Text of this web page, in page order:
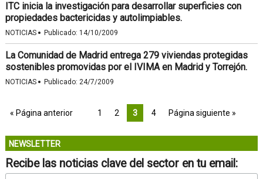
ITC inicia la investigación para desarrollar superficies con
propiedades bactericidas y autolimpiables.
NOTICIAS · Publicado: 14/10/2009
La Comunidad de Madrid entrega 279 viviendas protegidas
sostenibles promovidas por el IVIMA en Madrid y Torrejón.
NOTICIAS · Publicado: 24/7/2009
« Página anterior 1 2 3 4 Página siguiente »
NEWSLETTER
Recibe las noticias clave del sector en tu email: